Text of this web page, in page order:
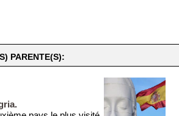
PARENTE(S):